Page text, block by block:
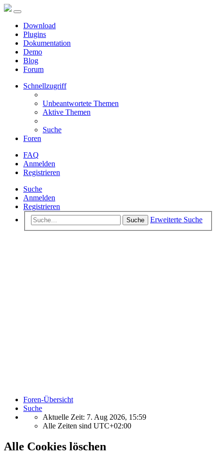
Download
Plugins
Dokumentation
Demo
Blog
Forum
Schnellzugriff
Unbeantwortete Themen
Aktive Themen
Suche
Foren
FAQ
Anmelden
Registrieren
Suche
Anmelden
Registrieren
Suche Erweiterte Suche
Foren-Übersicht
Suche
Aktuelle Zeit: 7. Aug 2026, 15:59
Alle Zeiten sind UTC+02:00
Alle Cookies löschen